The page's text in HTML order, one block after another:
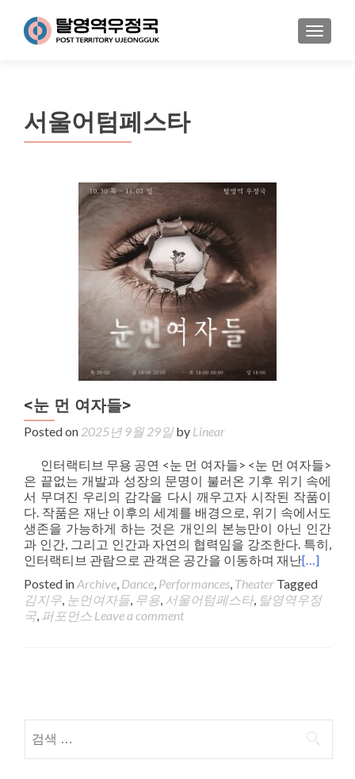
MENU
서울어텀페스타
<눈 먼 여자들>
Posted on 2025년 9월 29일by Linear
인터랙티브 무용 공연 <눈 먼 여자들> <눈 먼 여자들>
은 끝없는 개발과 성장의 문명이 불러온 기후 위기 속에
서 무뎌진 우리의 감각을 다시 깨우고자 시작된 작품이
다. 작품은 재난 이후의 세계를 배경으로, 위기 속에서도
생존을 가능하게 하는 것은 개인의 본능만이 아닌 인간
과 인간, 그리고 인간과 자연의 협력임을 강조한다. 특히,
인터랙티브 관람으로 관객은 공간을 이동하며 재난[…]
Posted inArchive, Dance, Performances, Theater Tagged
김지우, 눈먼여자들, 무용, 서울어텀페스타, 탈영역우정
국, 퍼포먼스 Leave a comment